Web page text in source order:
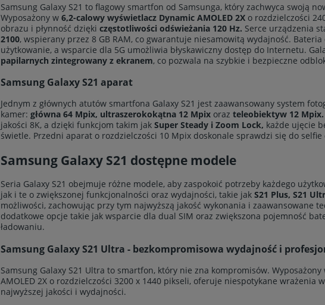
Samsung Galaxy S21 to flagowy smartfon od Samsunga, który zachwyca swoją
Wyposażony w 6,2-calowy wyświetlacz Dynamic AMOLED 2X o rozdzielczości
obrazu i płynność dzięki częstotliwości odświeżania 120 Hz. Serce urządzenia
2100, wspierany przez 8 GB RAM, co gwarantuje niesamowitą wydajność.
użytkowanie, a wsparcie dla 5G umożliwia błyskawiczny dostęp do Internetu.
papilarnych zintegrowany z ekranem, co pozwala na szybkie i bezpieczne
Samsung Galaxy S21 aparat
Jednym z głównych atutów smartfona Galaxy S21 jest zaawansowany system
kamer: główna 64 Mpix, ultraszerokokątna 12 Mpix oraz teleobiektyw 12 Mpix.
jakości 8K, a dzięki funkcjom takim jak Super Steady i Zoom Lock, każde ujęcie
świetle. Przedni aparat o rozdzielczości 10 Mpix doskonale sprawdzi się do
Samsung Galaxy S21 dostępne modele
Seria Galaxy S21 obejmuje różne modele, aby zaspokoić potrzeby każdego
jak i te o zwiększonej funkcjonalności oraz wydajności, takie jak S21 Plus, S21
możliwości, zachowując przy tym najwyższą jakość wykonania i zaawansowane
dodatkowe opcje takie jak wsparcie dla dual SIM oraz zwiększona pojemność
ładowaniu.
Samsung Galaxy S21 Ultra - bezkompromisowa wydajność i
Samsung Galaxy S21 Ultra to smartfon, który nie zna kompromisów.
AMOLED 2X o rozdzielczości 3200 x 1440 pikseli, oferuje niespotykane wrażenia
najwyższej jakości i wydajności.